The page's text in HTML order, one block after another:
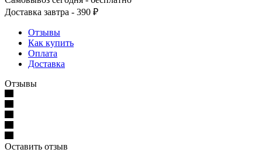
Доставка завтра - 390 ₽
Отзывы
Как купить
Оплата
Доставка
Отзывы
Оставить отзыв